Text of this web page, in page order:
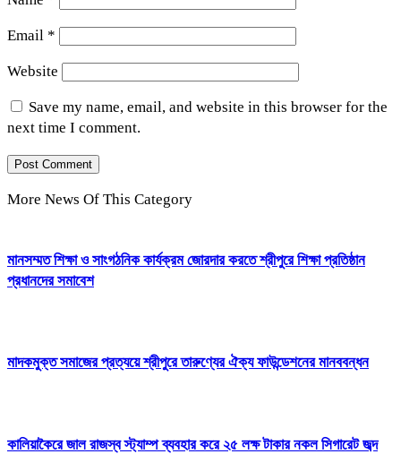
Email *
Website
Save my name, email, and website in this browser for the
next time I comment.
More News Of This Category
মানসম্মত শিক্ষা ও সাংগঠনিক কার্যক্রম জোরদার করতে শ্রীপুরে শিক্ষা প্রতিষ্ঠান
প্রধানদের সমাবেশ
মাদকমুক্ত সমাজের প্রত্যয়ে শ্রীপুরে তারুণ্যের ঐক্য ফাউন্ডেশনের মানববন্ধন
কালিয়াকৈরে জাল রাজস্ব স্ট্যাম্প ব্যবহার করে ২৫ লক্ষ টাকার নকল সিগারেট জব্দ